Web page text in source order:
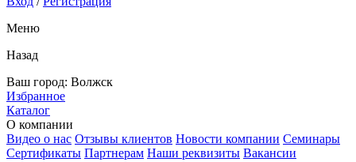
Меню
Назад
Ваш город: Волжск
Избранное
Каталог
О компании
Видео о нас Отзывы клиентов Новости компании Семинары
Сертификаты Партнерам Наши реквизиты Вакансии